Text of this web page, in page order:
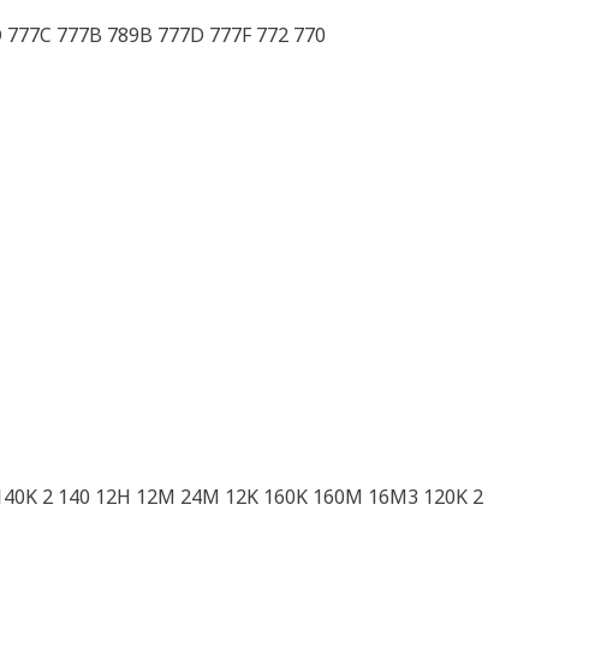
777B 789B 777D 777F 772 770
2 140 12H 12M 24M 12K 160K 160M 16M3 120K 2